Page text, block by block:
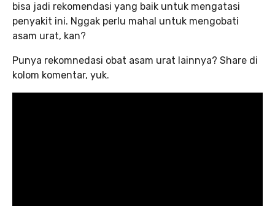
bisa jadi rekomendasi yang baik untuk mengatasi
penyakit ini. Nggak perlu mahal untuk mengobati
asam urat, kan?
Punya rekomnedasi obat asam urat lainnya? Share di
kolom komentar, yuk.